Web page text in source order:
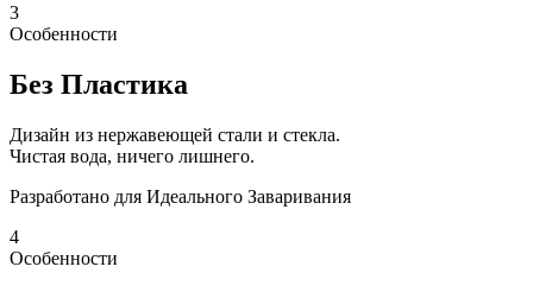
3
Особенности
Без Пластика
Дизайн из нержавеющей стали и стекла.
Чистая вода, ничего лишнего.
Разработано для Идеального Заваривания
4
Особенности